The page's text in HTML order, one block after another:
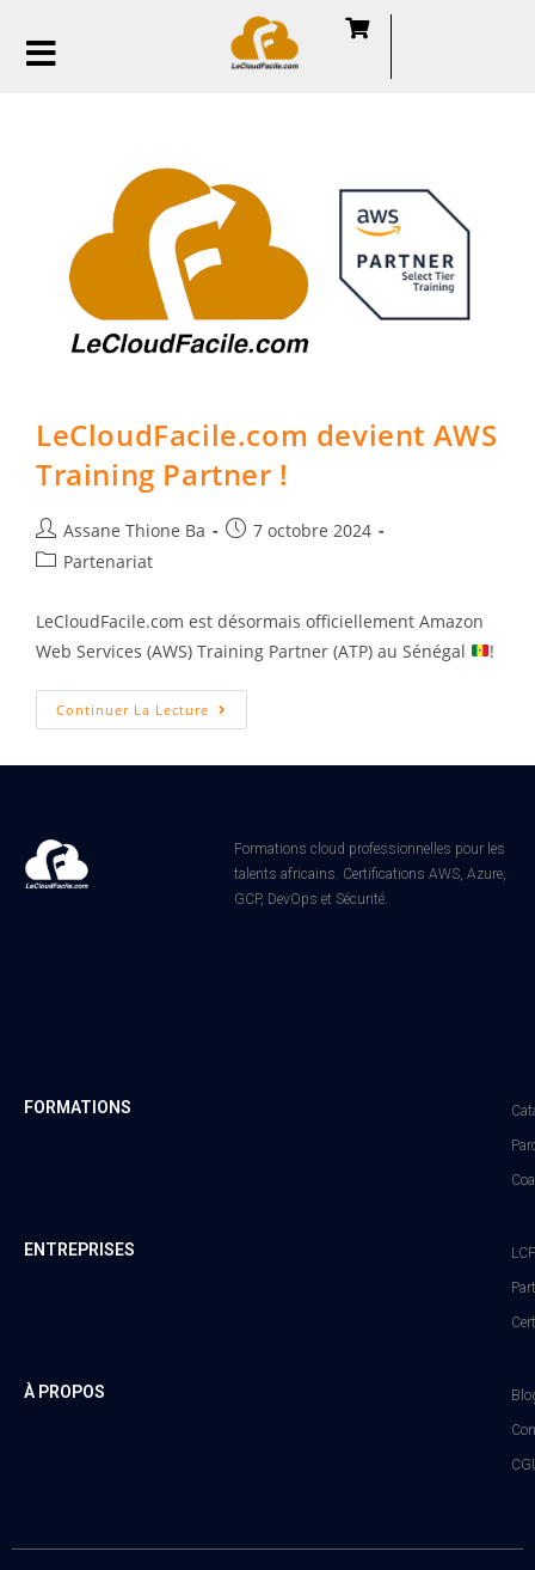
LeCloudFacile.com devient AWS
Training Partner !
Assane Thione Ba
7 octobre 2024
Partenariat
LeCloudFacile.com est désormais officiellement Amazon
Web Services (AWS) Training Partner (ATP) au Sénégal
!
Continuer La Lecture
Formations cloud professionnelles pour les
talents africains. Certifications AWS, Azure,
GCP, DevOps et Sécurité.
FORMATIONS
ENTREPRISES
À PROPOS